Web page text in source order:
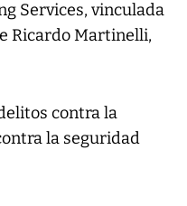
Services, vinculada
Ricardo Martinelli,
contra la
la seguridad